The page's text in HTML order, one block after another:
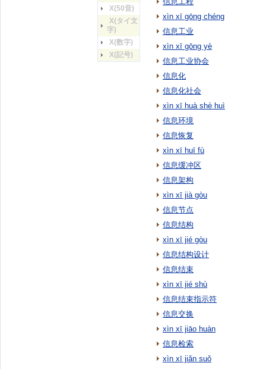
X(50音)
X(タイ文
字)
X(数字)
X(記号)
xìn xī gōng chéng
信息工业
xìn xī gōng yè
信息工业协会
信息化
信息化社会
xìn xī huà shè huì
信息环境
信息恢复
xìn xī huī fù
信息缓冲区
信息架构
xìn xī jià gòu
信息节点
信息结构
xìn xī jié gòu
信息结构设计
信息结束
xìn xī jié shù
信息结束指示符
信息交换
xìn xī jiāo huàn
信息检索
xìn xī jiǎn suǒ